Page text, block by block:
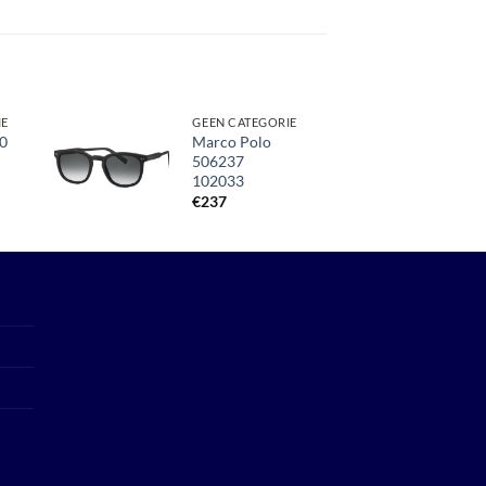
Toevoegen
aan
GEEN CATEGORIE
Marco Polo
506237
102033
€237